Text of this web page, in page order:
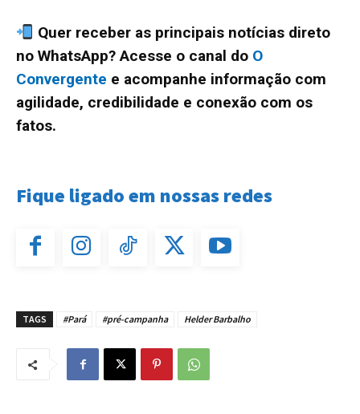
Quer receber as principais notícias direto
no WhatsApp? Acesse o canal do O
Convergente e acompanhe informação com
agilidade, credibilidade e conexão com os
fatos.
Fique ligado em nossas redes
TAGS #Pará #pré-campanha Helder Barbalho